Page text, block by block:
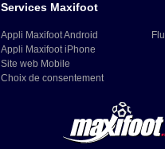
Services Maxifoot
Appli Maxifoot Android
Appli Maxifoot iPhone
Site web Mobile
Choix de consentement